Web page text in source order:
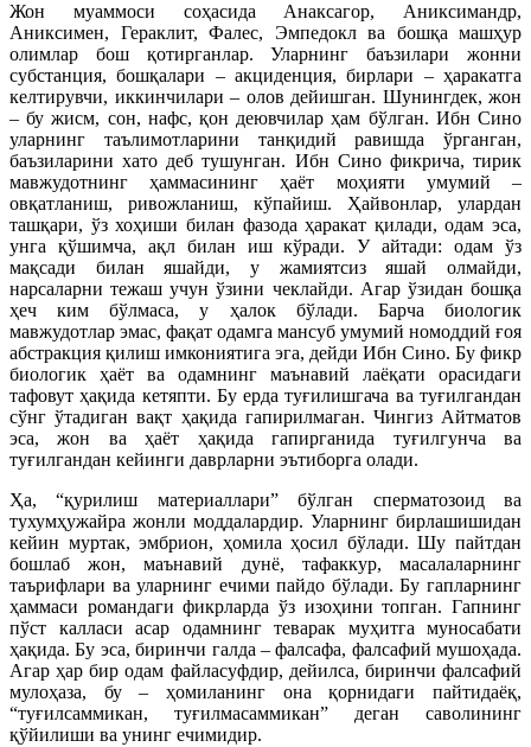
Жон муаммоси соҳасида Анаксагор, Аниксимандр,
Аниксимен, Гераклит, Фалес, Эмпедокл ва бошқа машҳур
олимлар бош қотирганлар. Уларнинг баъзилари жонни
субстанция, бошқалари – акциденция, бирлари – ҳаракатга
келтирувчи, иккинчилари – олов дейишган. Шунингдек, жон
– бу жисм, сон, нафс, қон деювчилар ҳам бўлган. Ибн Сино
уларнинг таълимотларини танқидий равишда ўрганган,
баъзиларини хато деб тушунган. Ибн Сино фикрича, тирик
мавжудотнинг ҳаммасининг ҳаёт моҳияти умумий –
овқатланиш, ривожланиш, кўпайиш. Ҳайвонлар, улардан
ташқари, ўз хоҳиши билан фазода ҳаракат қилади, одам эса,
унга қўшимча, ақл билан иш кўради. У айтади: одам ўз
мақсади билан яшайди, у жамиятсиз яшай олмайди,
нарсаларни тежаш учун ўзини чеклайди. Агар ўзидан бошқа
ҳеч ким бўлмаса, у ҳалок бўлади. Барча биологик
мавжудотлар эмас, фақат одамга мансуб умумий номоддий ғоя
абстракция қилиш имкониятига эга, дейди Ибн Сино. Бу фикр
биологик ҳаёт ва одамнинг маънавий лаёқати орасидаги
тафовут ҳақида кетяпти. Бу ерда туғилишгача ва туғилгандан
сўнг ўтадиган вақт ҳақида гапирилмаган. Чингиз Айтматов
эса, жон ва ҳаёт ҳақида гапирганида туғилгунча ва
туғилгандан кейинги даврларни эътиборга олади.
Ҳа, “қурилиш материаллари” бўлган сперматозоид ва
тухумҳужайра жонли моддалардир. Уларнинг бирлашишидан
кейин муртак, эмбрион, ҳомила ҳосил бўлади. Шу пайтдан
бошлаб жон, маънавий дунё, тафаккур, масалаларнинг
таърифлари ва уларнинг ечими пайдо бўлади. Бу гапларнинг
ҳаммаси романдаги фикрларда ўз изоҳини топган. Гапнинг
пўст калласи асар одамнинг теварак муҳитга муносабати
ҳақида. Бу эса, биринчи галда – фалсафа, фалсафий мушоҳада.
Агар ҳар бир одам файласуфдир, дейилса, биринчи фалсафий
мулоҳаза, бу – ҳомиланинг она қорнидаги пайтидаёқ,
“туғилсаммикан, туғилмасаммикан” деган саволининг
қўйилиши ва унинг ечимидир.